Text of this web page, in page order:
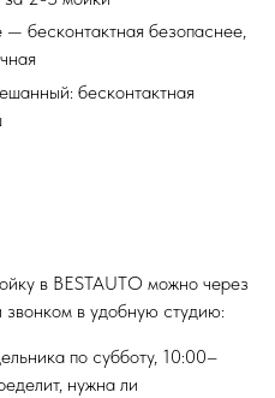
бесконтактная безопаснее,
бесконтактная
в BESTAUTO можно через
звонком в удобную студию:
по субботу, 10:00–
нужна ли